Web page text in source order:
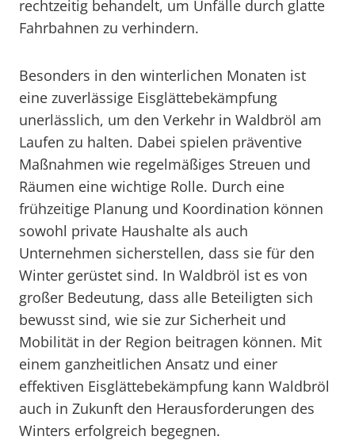
rechtzeitig behandelt, um Unfälle durch glatte
Fahrbahnen zu verhindern.
Besonders in den winterlichen Monaten ist
eine zuverlässige Eisglättebekämpfung
unerlässlich, um den Verkehr in Waldbröl am
Laufen zu halten. Dabei spielen präventive
Maßnahmen wie regelmäßiges Streuen und
Räumen eine wichtige Rolle. Durch eine
frühzeitige Planung und Koordination können
sowohl private Haushalte als auch
Unternehmen sicherstellen, dass sie für den
Winter gerüstet sind. In Waldbröl ist es von
großer Bedeutung, dass alle Beteiligten sich
bewusst sind, wie sie zur Sicherheit und
Mobilität in der Region beitragen können. Mit
einem ganzheitlichen Ansatz und einer
effektiven Eisglättebekämpfung kann Waldbröl
auch in Zukunft den Herausforderungen des
Winters erfolgreich begegnen.